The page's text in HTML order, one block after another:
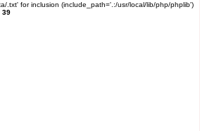
.txt' for inclusion (include_path='.:/usr/local/lib/php/phplib')
39